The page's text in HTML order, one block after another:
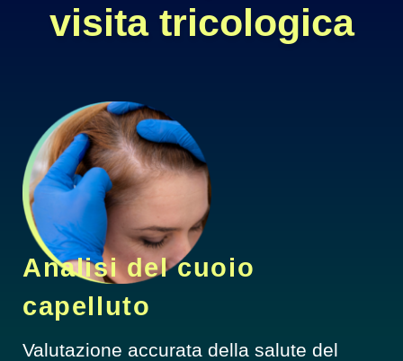
visita tricologica
Analisi del cuoio
capelluto
Valutazione accurata della salute del